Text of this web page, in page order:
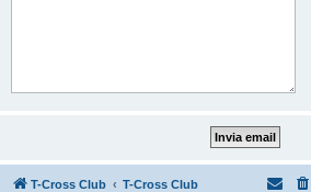
T-Cross Club T-Cross Club